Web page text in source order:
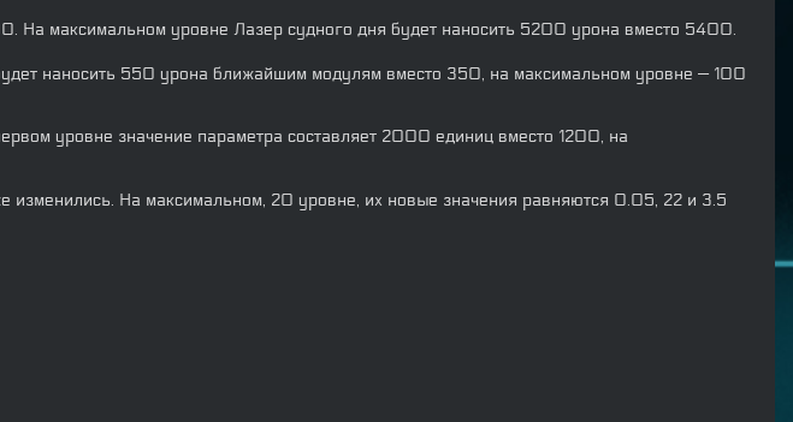
На максимальном уровне Лазер судного дня будет наносить 5200 урона вместо 5400.
наносить 550 урона ближайшим модулям вместо 350, на максимальном уровне — 100
уровне значение параметра составляет 2000 единиц вместо 1200, на
изменились. На максимальном, 20 уровне, их новые значения равняются 0.05, 22 и 3.5